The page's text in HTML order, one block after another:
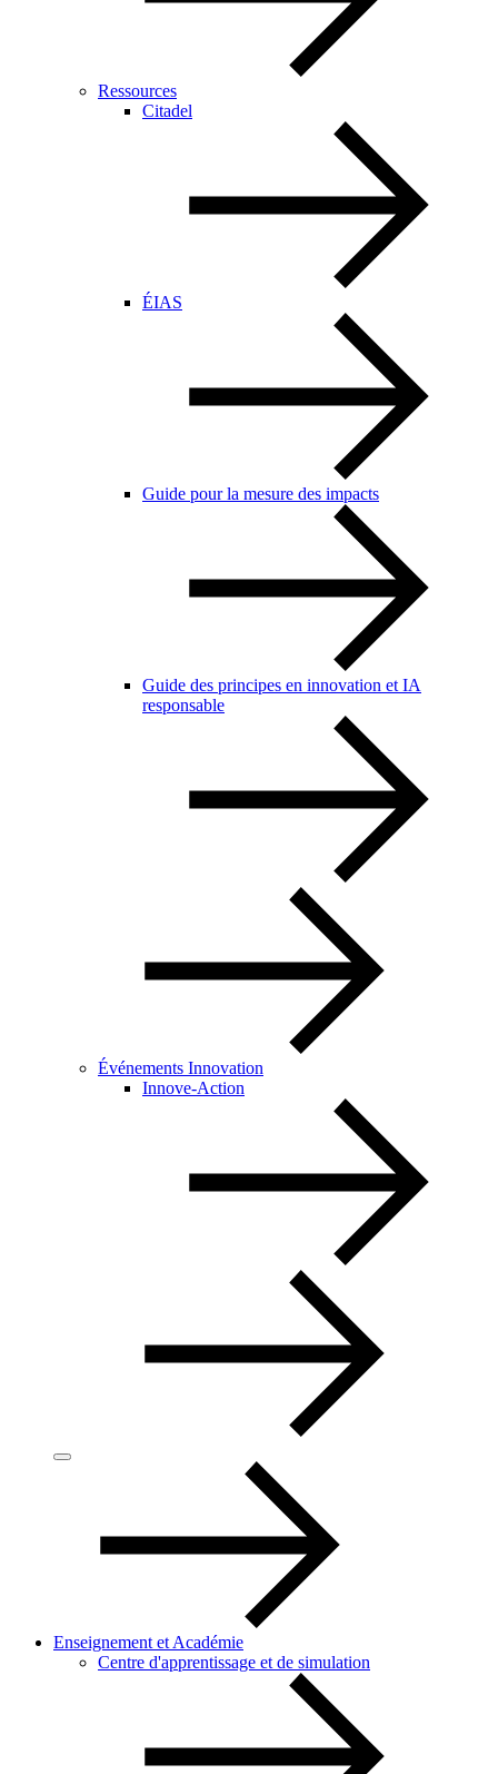
Ressources
Citadel
ÉIAS
Guide pour la mesure des impacts
Guide des principes en innovation et IA
responsable
Événements Innovation
Innove-Action
Enseignement et Académie
Centre d'apprentissage et de simulation